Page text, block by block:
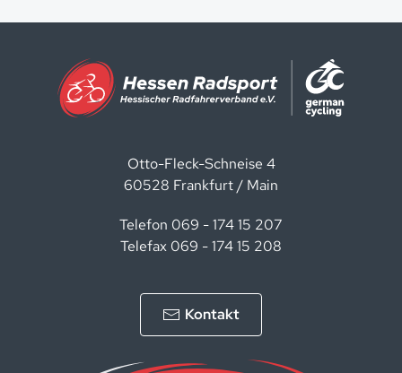
Otto-Fleck-Schneise 4
60528 Frankfurt / Main
Telefon 069 - 174 15 207
Telefax 069 - 174 15 208
Kontakt